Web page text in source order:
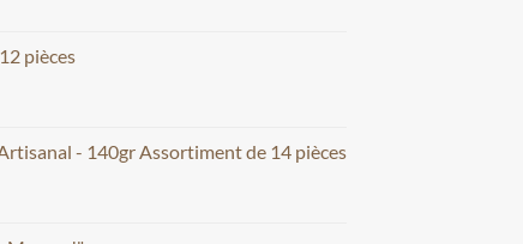
pièces
- 140gr Assortiment de 14 pièces